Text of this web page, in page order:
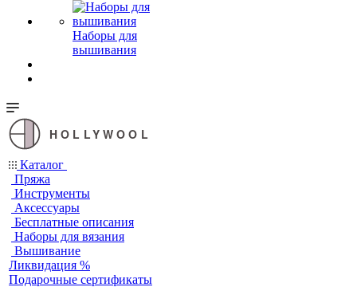
Наборы для
вышивания
HOLLYWOOL
Каталог
Пряжа
Инструменты
Аксессуары
Бесплатные описания
Наборы для вязания
Вышивание
Ликвидация %
Подарочные сертификаты